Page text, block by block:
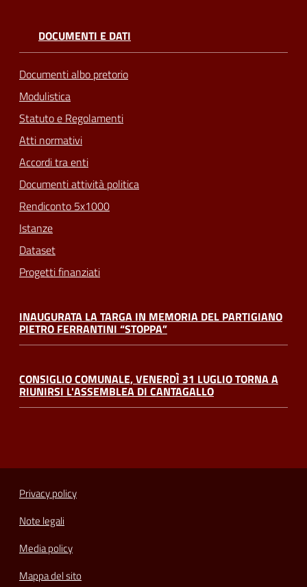
DOCUMENTI E DATI
Documenti albo pretorio
Modulistica
Statuto e Regolamenti
Atti normativi
Accordi tra enti
Documenti attività politica
Rendiconto 5x1000
Istanze
Dataset
Progetti finanziati
INAUGURATA LA TARGA IN MEMORIA DEL PARTIGIANO
PIETRO FERRANTINI “STOPPA”
CONSIGLIO COMUNALE, VENERDÌ 31 LUGLIO TORNA A
RIUNIRSI L'ASSEMBLEA DI CANTAGALLO
Privacy policy
Note legali
Media policy
Mappa del sito